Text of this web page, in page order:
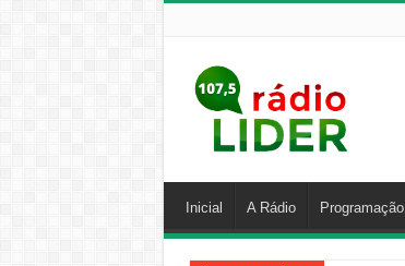
Inicial A Rádio Programação